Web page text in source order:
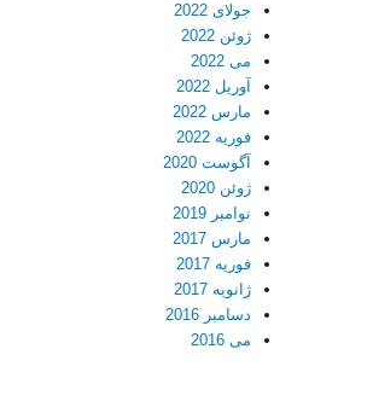
جولای 2022
ژوئن 2022
می 2022
آوریل 2022
مارس 2022
فوریه 2022
آگوست 2020
ژوئن 2020
نوامبر 2019
مارس 2017
فوریه 2017
ژانویه 2017
دسامبر 2016
می 2016